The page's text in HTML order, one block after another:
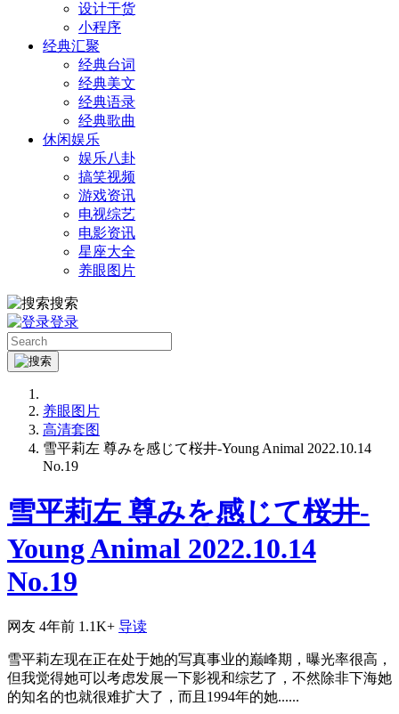
设计干货
小程序
经典汇聚
经典台词
经典美文
经典语录
经典歌曲
休闲娱乐
娱乐八卦
搞笑视频
游戏资讯
电视综艺
电影资讯
星座大全
养眼图片
搜索
登录
养眼图片
高清套图
雪平莉左 尊みを感じて桜井-Young Animal 2022.10.14
No.19
雪平莉左 尊みを感じて桜井-
Young Animal 2022.10.14
No.19
网友 4年前 1.1K+ 导读
雪平莉左现在正在处于她的写真事业的巅峰期，曝光率很高，
但我觉得她可以考虑发展一下影视和综艺了，不然除非下海她
的知名的也就很难扩大了，而且1994年的她......